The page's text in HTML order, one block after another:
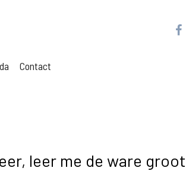
Contact
leer me de ware